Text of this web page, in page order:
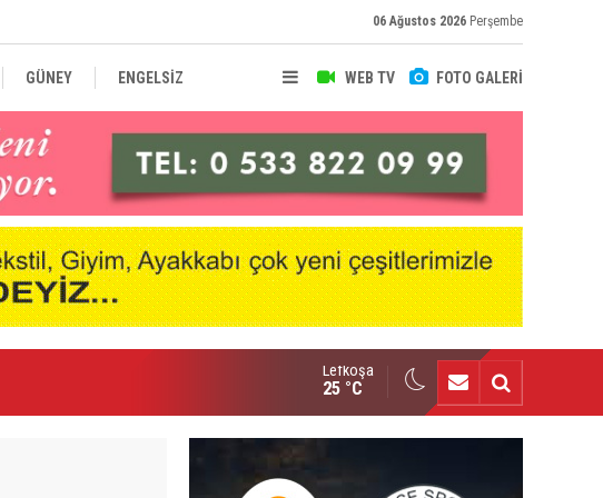
06 Ağustos 2026 Perşembe
WEB TV FOTO GALERİ
GÜNEY ENGELSİZ
Kaymaklı heyetinden Harmancı’ya ziyaret
Lefkoşa
25 °C